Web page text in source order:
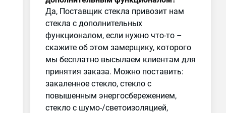
Да, Поставщик стекла привозит нам
стекла с дополнительных
функционалом, если нужно что-то –
скажите об этом замерщику, которого
мы бесплатно высылаем клиентам для
принятия заказа. Можно поставить:
закаленное стекло, стекло с
повышенным энергосбережением,
стекло с шумо-/светоизоляцией,